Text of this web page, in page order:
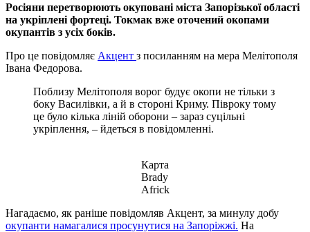
Росіяни перетворюють окуповані міста Запорізької області
на укріплені фортеці. Токмак вже оточений окопами
окупантів з усіх боків.
Про це повідомляє Акцент з посиланням на мера Мелітополя
Івана Федорова.
Поблизу Мелітополя ворог будує окопи не тільки з
боку Василівки, а й в стороні Криму. Півроку тому
це було кілька ліній оборони – зараз суцільні
укріплення, – йдеться в повідомленні.
Карта
Brady
Africk
Нагадаємо, як раніше повідомляв Акцент, за минулу добу
окупанти намагалися просунутися на Запоріжжі. На